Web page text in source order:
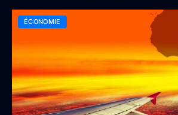
ÉCONOMIE